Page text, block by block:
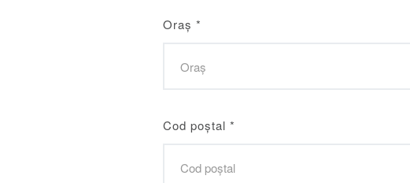
Oraș *
Cod poștal *